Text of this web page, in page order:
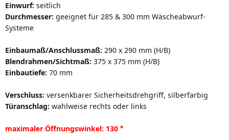
Einwurf: seitlich
Durchmesser: geeignet für 285 & 300 mm Wäscheabwurf-
Systeme
Einbaumaß/Anschlussmaß: 290 x 290 mm (H/B)
Blendrahmen/Sichtmaß: 375 x 375 mm (H/B)
Einbautiefe: 70 mm
Verschluss: versenkbarer Sicherheitsdrehgriff, silberfarbig
Türanschlag: wahlweise rechts oder links
maximaler Öffnungswinkel: 130 °